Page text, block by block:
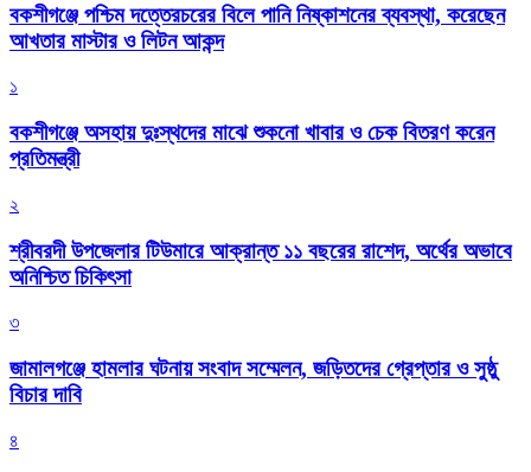
বকশীগঞ্জে পশ্চিম দত্তেরচরের বিলে পানি নিষ্কাশনের ব্যবস্থা, করেছেন
আখতার মাস্টার ও লিটন আকন্দ
১
বকশীগঞ্জে অসহায় দুঃস্থদের মাঝে শুকনো খাবার ও চেক বিতরণ করেন
প্রতিমন্ত্রী
২
শ্রীবরদী উপজেলার টিউমারে আক্রান্ত ১১ বছরের রাশেদ, অর্থের অভাবে
অনিশ্চিত চিকিৎসা
৩
জামালগঞ্জে হামলার ঘটনায় সংবাদ সম্মেলন, জড়িতদের গ্রেপ্তার ও সুষ্ঠু
বিচার দাবি
৪